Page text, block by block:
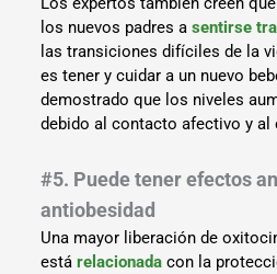
los nuevos padres asentirse
las transiciones difíciles de la
es tener y cuidar a un nuevo
demostrado que los niveles
debido al contacto afectivo y al
#5. Puede tener efectos
antiobesidad
Una mayor liberación de
estárelacionada con la